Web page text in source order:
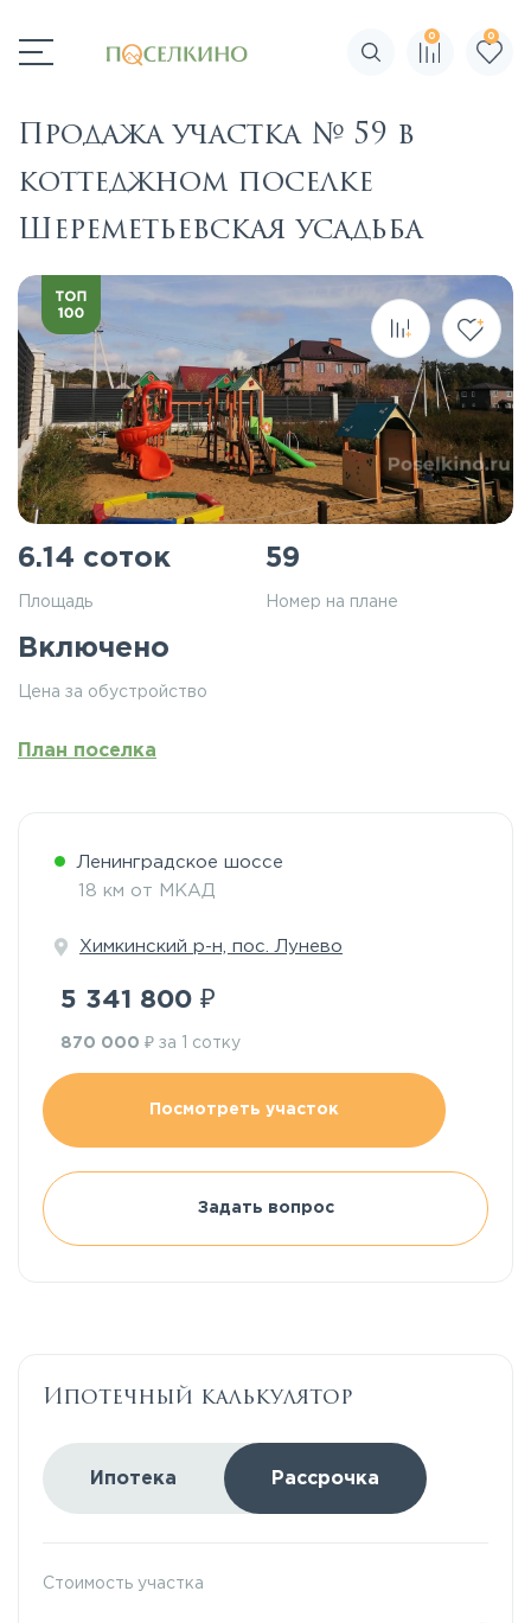
Поиск по сайту
0 0
Продажа участка № 59 в
коттеджном поселке
Шереметьевская усадьба
6.14 соток
Площадь
59
Номер на плане
Включено
Цена за обустройство
План поселка
Ленинградское шоссе
18 км от МКАД
Химкинский р-н, пос. Лунево
5 341 800 ₽
870 000 ₽ за 1 сотку
Посмотреть участок
Задать вопрос
Ипотечный калькулятор
Ипотека Рассрочка
Стоимость участка